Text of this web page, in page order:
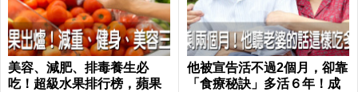
美容、減肥、排毒養生必
吃！超級水果排行榜，蘋果
他被宣告活不過2個月，卻靠
「食療秘訣」多活６年！成